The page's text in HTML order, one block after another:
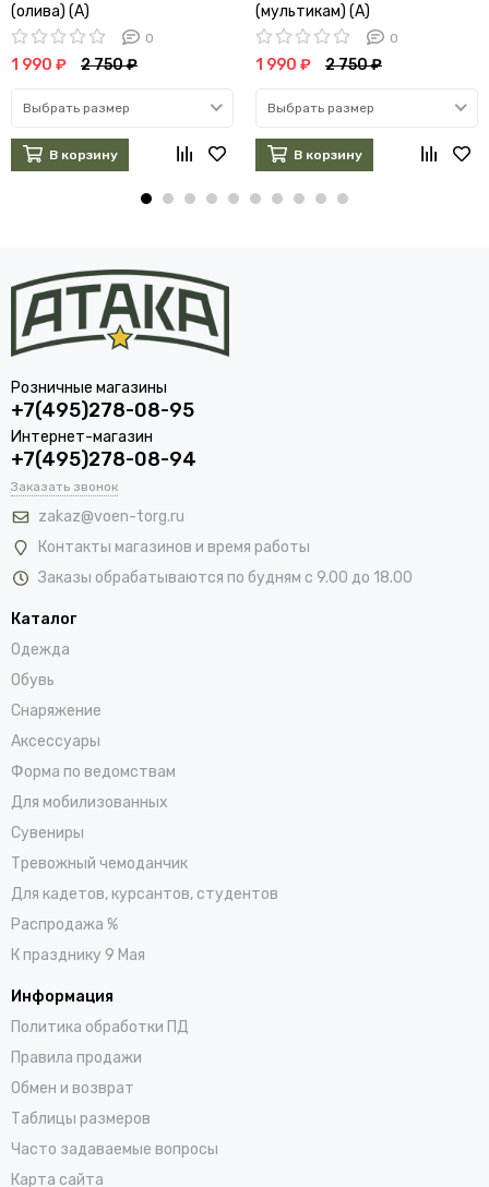
(олива) (А)
0
1 990 ₽ 2 750 ₽
Выбрать размер
В корзину
(мультикам) (А)
0
1 990 ₽ 2 750 ₽
Выбрать размер
В корзину
Розничные магазины
+7(495)278-08-95
Интернет-магазин
+7(495)278-08-94
Заказать звонок
zakaz@voen-torg.ru
Контакты магазинов и время работы
Заказы обрабатываются по будням с 9.00 до 18.00
Каталог
Одежда
Обувь
Снаряжение
Аксессуары
Форма по ведомствам
Для мобилизованных
Сувениры
Тревожный чемоданчик
Для кадетов, курсантов, студентов
Распродажа %
К празднику 9 Мая
Информация
Политика обработки ПД
Правила продажи
Обмен и возврат
Таблицы размеров
Часто задаваемые вопросы
Карта сайта